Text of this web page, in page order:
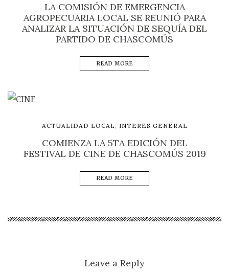
LA COMISIÓN DE EMERGENCIA
AGROPECUARIA LOCAL SE REUNIÓ PARA
ANALIZAR LA SITUACIÓN DE SEQUÍA DEL
PARTIDO DE CHASCOMÚS
READ MORE
ACTUALIDAD LOCAL , INTERES GENERAL
COMIENZA LA 5TA EDICIÓN DEL
FESTIVAL DE CINE DE CHASCOMÚS 2019
READ MORE
Leave a Reply